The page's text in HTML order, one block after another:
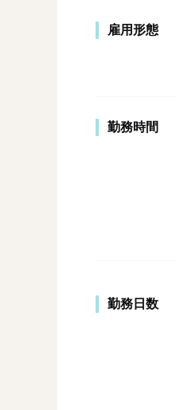
雇用形態
勤務時間
勤務日数